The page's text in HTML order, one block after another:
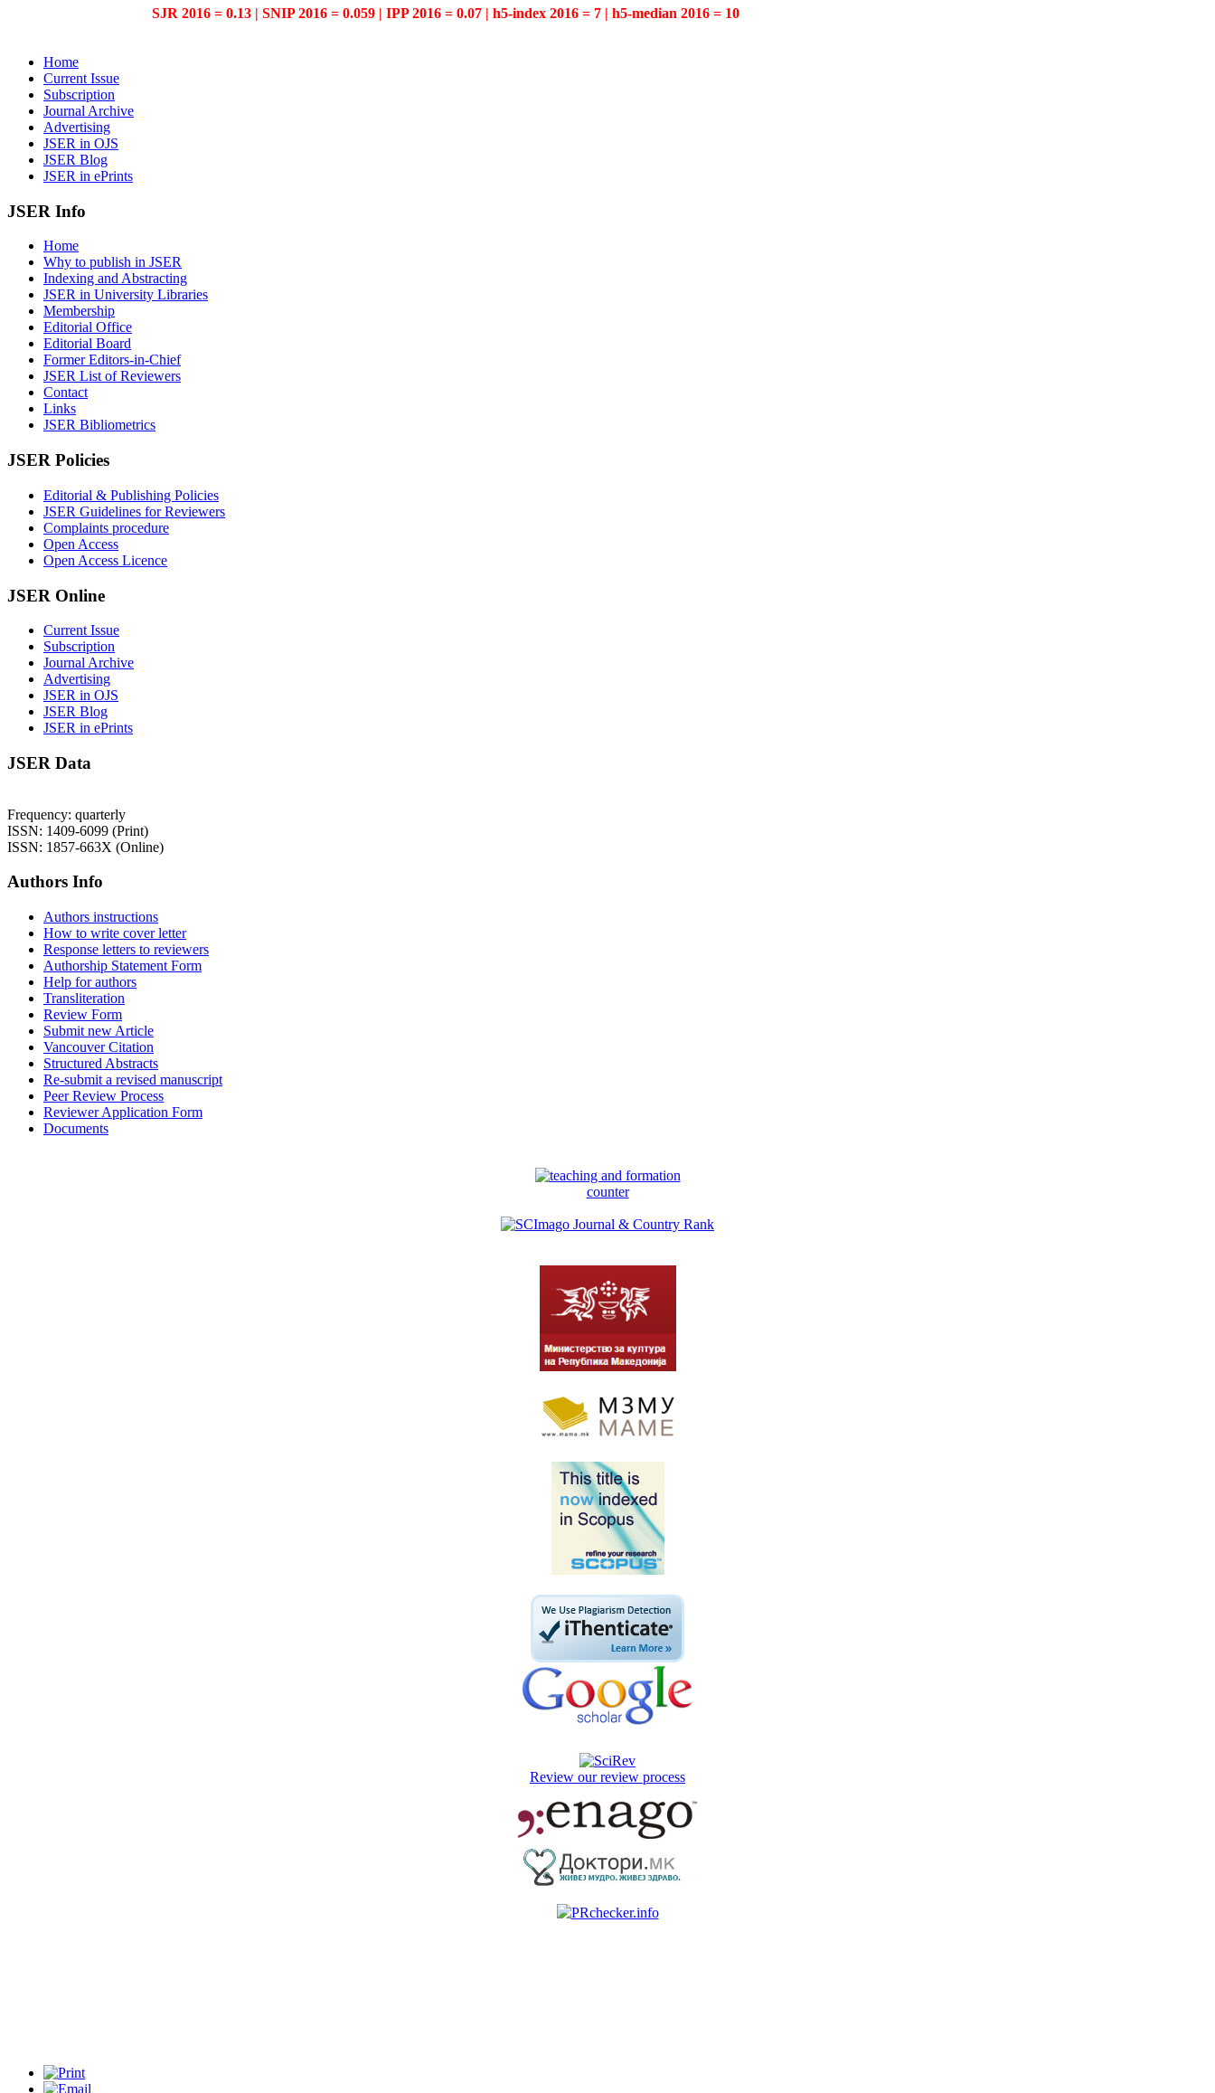
SJR 2016 = 0.13 | SNIP 2016 = 0.059 | IPP 2016 = 0.07 | h5-index 2016 = 7 | h5-median 2016 = 10
Home
Current Issue
Subscription
Journal Archive
Advertising
JSER in OJS
JSER Blog
JSER in ePrints
JSER Info
Home
Why to publish in JSER
Indexing and Abstracting
JSER in University Libraries
Membership
Editorial Office
Editorial Board
Former Editors-in-Chief
JSER List of Reviewers
Contact
Links
JSER Bibliometrics
JSER Policies
Editorial & Publishing Policies
JSER Guidelines for Reviewers
Complaints procedure
Open Access
Open Access Licence
JSER Online
Current Issue
Subscription
Journal Archive
Advertising
JSER in OJS
JSER Blog
JSER in ePrints
JSER Data
Frequency: quarterly
ISSN: 1409-6099 (Print)
ISSN: 1857-663X (Online)
Authors Info
Authors instructions
How to write cover letter
Response letters to reviewers
Authorship Statement Form
Help for authors
Transliteration
Review Form
Submit new Article
Vancouver Citation
Structured Abstracts
Re-submit a revised manuscript
Peer Review Process
Reviewer Application Form
Documents
counter
Review our review process